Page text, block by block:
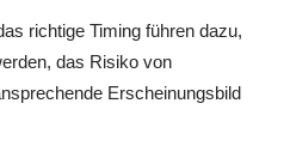
richtige Timing führen dazu,
das Risiko von
Erscheinungsbild